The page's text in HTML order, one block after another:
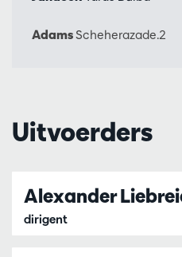
AdamsScheherazade.2
Uitvoerders
Alexander
dirigent